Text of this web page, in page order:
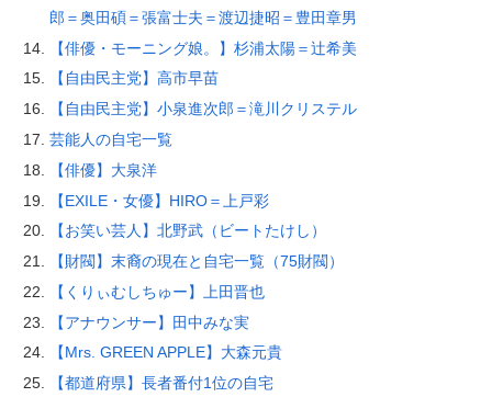
郎＝奥田碩＝張富士夫＝渡辺捷昭＝豊田章男
【俳優・モーニング娘。】杉浦太陽＝辻希美
【自由民主党】高市早苗
【自由民主党】小泉進次郎＝滝川クリステル
芸能人の自宅一覧
【俳優】大泉洋
【EXILE・女優】HIRO＝上戸彩
【お笑い芸人】北野武（ビートたけし）
【財閥】末裔の現在と自宅一覧（75財閥）
【くりぃむしちゅー】上田晋也
【アナウンサー】田中みな実
【Mrs. GREEN APPLE】大森元貴
【都道府県】長者番付1位の自宅